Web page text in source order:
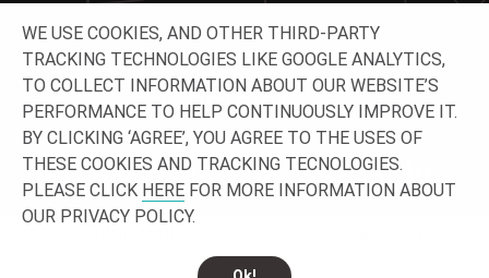
WE USE COOKIES, AND OTHER THIRD-PARTY
TRACKING TECHNOLOGIES LIKE GOOGLE ANALYTICS,
TO COLLECT INFORMATION ABOUT OUR WEBSITE’S
PERFORMANCE TO HELP CONTINUOUSLY IMPROVE IT.
BY CLICKING ‘AGREE’, YOU AGREE TO THE USES OF
THESE COOKIES AND TRACKING TECNOLOGIES.
PLEASE CLICK HERE FOR MORE INFORMATION ABOUT
OUR PRIVACY POLICY.